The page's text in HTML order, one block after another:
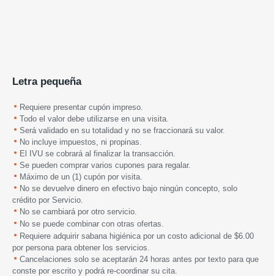
Letra pequeña
Requiere presentar cupón impreso.
Todo el valor debe utilizarse en una visita.
Será validado en su totalidad y no se fraccionará su valor.
No incluye impuestos, ni propinas.
El IVU se cobrará al finalizar la transacción.
Se pueden comprar varios cupones para regalar.
Máximo de un (1) cupón por visita.
No se devuelve dinero en efectivo bajo ningún concepto, solo
crédito por Servicio.
No se cambiará por otro servicio
No se puede combinar con otras ofertas.
Requiere adquirir sabana higiénica por un costo adicional de $6.00
por persona para obtener los servicios.
Cancelaciones solo se aceptarán 24 horas antes por texto para que
conste por escrito y podrá re-coordinar su cita.